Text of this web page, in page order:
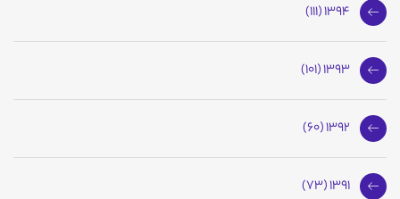
1394 (111)
1393 (101)
1392 (60)
1391 (73)